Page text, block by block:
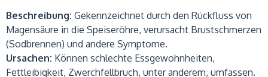
Beschreibung: Gekennzeichnet durch den Rückfluss von
Magensäure in die Speiseröhre, verursacht Brustschmerzen
(Sodbrennen) und andere Symptome.
Ursachen: Können schlechte Essgewohnheiten,
Fettleibigkeit, Zwerchfellbruch, unter anderem, umfassen.